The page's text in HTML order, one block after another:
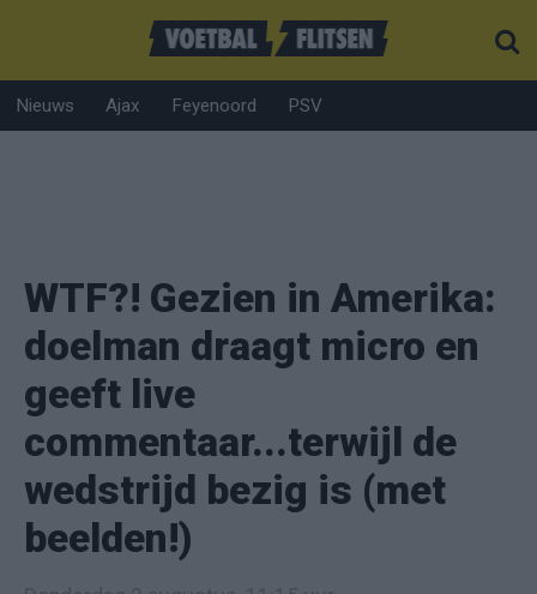
Nieuws Ajax Feyenoord PSV
WTF?! Gezien in Amerika:
doelman draagt micro en
geeft live
commentaar...terwijl de
wedstrijd bezig is (met
beelden!)